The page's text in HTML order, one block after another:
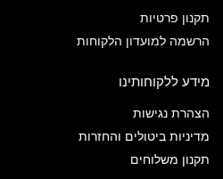
תקנון פרטיות
הרשמה למועדון הלקוחות
מידע ללקוחותינו
הצהרת נגישות
מדיניות ביטולים והחזרות
תקנון משלוחים